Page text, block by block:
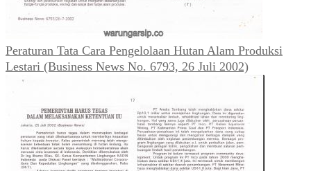
Peraturan Tata Cara Pengelolaan Hutan Alam Produksi
Lestari (Business News No. 6793, 26 Juli 2002)